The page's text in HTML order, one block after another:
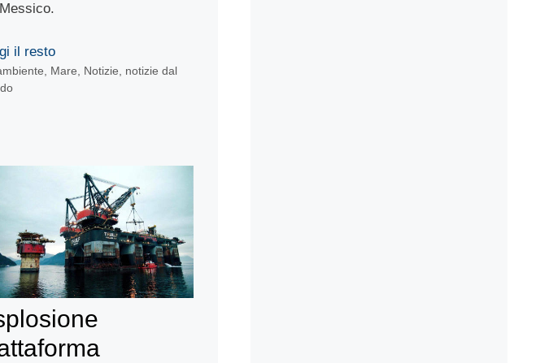
il resto
Mare Notizie
notizie dal